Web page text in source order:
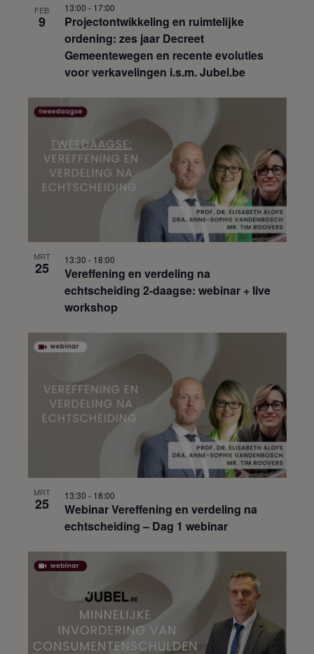
FEB
9
Projectontwikkeling en ruimtelijke
ordening: zes jaar Decreet
Gemeentewegen en recente evoluties
voor verkavelingen i.s.m. Jubel.be
13:00 - 17:00
MRT
25
Vereffening en verdeling na
echtscheiding 2-daagse: webinar + live
workshop
13:30 - 18:00
MRT
25
Webinar Vereffening en verdeling na
echtscheiding – Dag 1 webinar
13:30 - 18:00